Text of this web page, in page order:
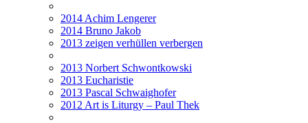
2014 Achim Lengerer
2014 Bruno Jakob
2013 zeigen verhüllen verbergen
2013 Norbert Schwontkowski
2013 Eucharistie
2013 Pascal Schwaighofer
2012 Art is Liturgy – Paul Thek